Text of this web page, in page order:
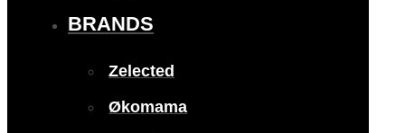
BRANDS
Zelected
Økomama